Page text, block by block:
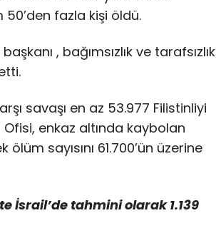
fazla kişi öldü.
, bağımsızlık ve tarafsızlık
savaşı en az 53.977 Filistinliyi
enkaz altında kaybolan
sayısını 61.700’ün üzerine
İsrail’de tahmini olarak 1.139